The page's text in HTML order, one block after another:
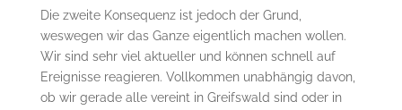
Die zweite Konsequenz ist jedoch der Grund,
weswegen wir das Ganze eigentlich machen wollen.
Wir sind sehr viel aktueller und können schnell auf
Ereignisse reagieren. Vollkommen unabhängig davon,
ob wir gerade alle vereint in Greifswald sind oder in